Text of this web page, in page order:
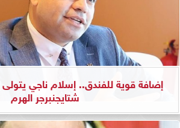
إضافة قوية للفندق.. إسلام ناجي
شتايجنبرجر الهرم